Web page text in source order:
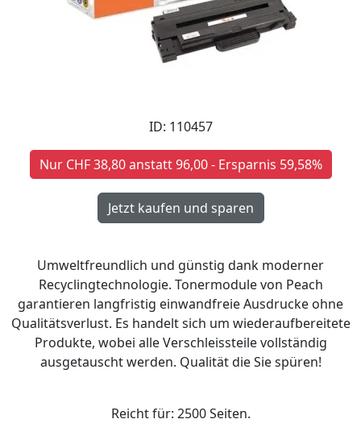
ID: 110457
Nur CHF 38,80 anstatt 96,00 - Ersparnis 59,58%
Umweltfreundlich und günstig dank moderner
Recyclingtechnologie. Tonermodule von Peach
garantieren langfristig einwandfreie Ausdrucke ohne
Qualitätsverlust. Es handelt sich um wiederaufbereitete
Produkte, wobei alle Verschleissteile vollständig
ausgetauscht werden. Qualität die Sie spüren!
Reicht für: 2500 Seiten.